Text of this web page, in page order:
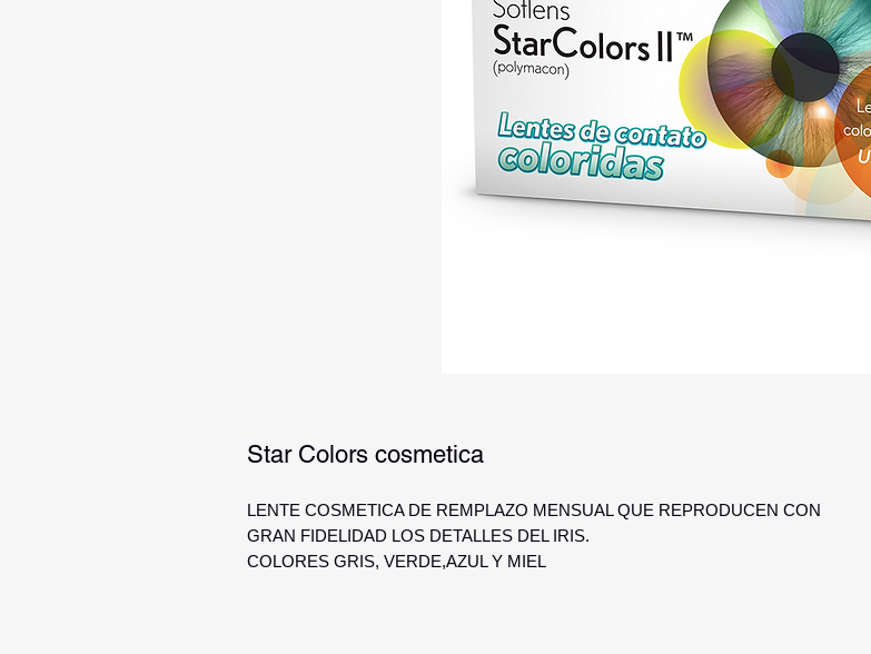
Star Colors cosmetica
LENTE COSMETICA DE REMPLAZO MENSUAL QUE REPRODUCEN CON
GRAN FIDELIDAD LOS DETALLES DEL IRIS.
COLORES GRIS, VERDE,AZUL Y MIEL